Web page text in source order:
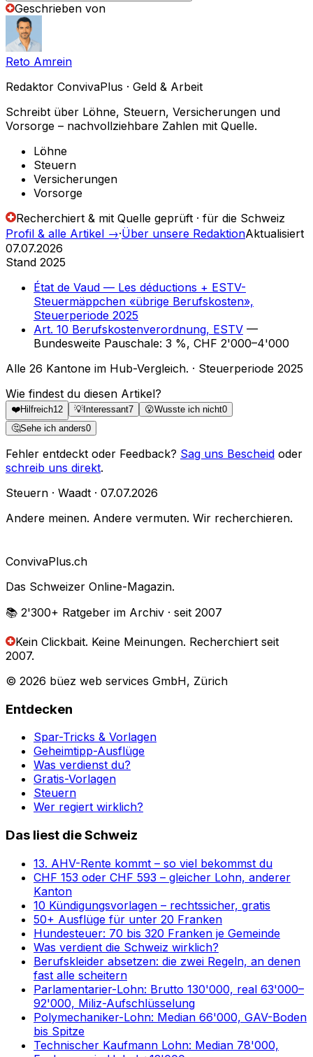
Geschrieben von
Reto Amrein
Redaktor ConvivaPlus · Geld & Arbeit
Schreibt über Löhne, Steuern, Versicherungen und
Vorsorge – nachvollziehbare Zahlen mit Quelle.
Löhne
Steuern
Versicherungen
Vorsorge
Recherchiert & mit Quelle geprüft · für die Schweiz
Profil & alle Artikel →·Über unsere RedaktionAktualisiert
07.07.2026
Stand 2025
État de Vaud — Les déductions + ESTV-
Steuermäppchen «übrige Berufskosten»,
Steuerperiode 2025
Art. 10 Berufskostenverordnung, ESTV —
Bundesweite Pauschale: 3 %, CHF 2'000–4'000
Alle 26 Kantone im Hub-Vergleich. · Steuerperiode 2025
Wie findest du diesen Artikel?
❤️Hilfreich12 💡Interessant7 😮Wusste ich nicht0
🤔Sehe ich anders0
Fehler entdeckt oder Feedback? Sag uns Bescheid oder
schreib uns direkt.
Steuern · Waadt · 07.07.2026
Andere meinen. Andere vermuten. Wir recherchieren.
ConvivaPlus.ch
Das Schweizer Online-Magazin.
📚 2'300+ Ratgeber im Archiv · seit 2007
Kein Clickbait. Keine Meinungen. Recherchiert seit
2007.
© 2026 büez web services GmbH, Zürich
Entdecken
Spar-Tricks & Vorlagen
Geheimtipp-Ausflüge
Was verdienst du?
Gratis-Vorlagen
Steuern
Wer regiert wirklich?
Das liest die Schweiz
13. AHV-Rente kommt – so viel bekommst du
CHF 153 oder CHF 593 – gleicher Lohn, anderer
Kanton
10 Kündigungsvorlagen – rechtssicher, gratis
50+ Ausflüge für unter 20 Franken
Hundesteuer: 70 bis 320 Franken je Gemeinde
Was verdient die Schweiz wirklich?
Berufskleider absetzen: die zwei Regeln, an denen
fast alle scheitern
Parlamentarier-Lohn: Brutto 130'000, real 63'000–
92'000, Miliz-Aufschlüsselung
Polymechaniker-Lohn: Median 66'000, GAV-Boden
bis Spitze
Technischer Kaufmann Lohn: Median 78'000,